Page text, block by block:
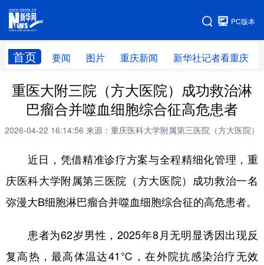
PC版本
首页 要闻 图片 重庆新闻 新华社记者看重庆
网站地图
重医大附三院（方大医院）成功救治淋
巴瘤合并噬血细胞综合征高危患者
2026-04-22 16:14:56 来源：重庆医科大学附属第三医院（方大医院）
近日，凭借精准诊疗方案与全程精细化管理，重
庆医科大学附属第三医院（方大医院）成功救治一名
弥漫大B细胞淋巴瘤合并噬血细胞综合征的高危患者。
患者为62岁男性，2025年8月无明显诱因出现反
复高热，最高体温达41℃，在外院抗感染治疗无效